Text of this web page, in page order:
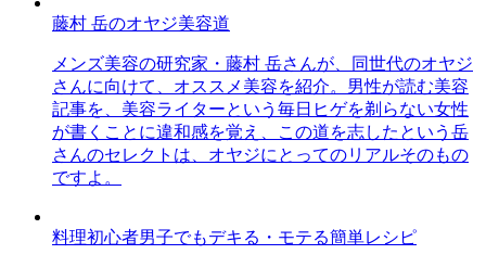
藤村 岳のオヤジ美容道
メンズ美容の研究家・藤村 岳さんが、同世代のオヤジ
さんに向けて、オススメ美容を紹介。男性が読む美容
記事を、美容ライターという毎日ヒゲを剃らない女性
が書くことに違和感を覚え、この道を志したという岳
さんのセレクトは、オヤジにとってのリアルそのもの
ですよ。
料理初心者男子でもデキる・モテる簡単レシピ